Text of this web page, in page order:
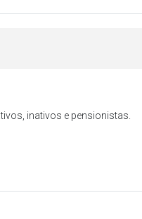
inativos e pensionistas.